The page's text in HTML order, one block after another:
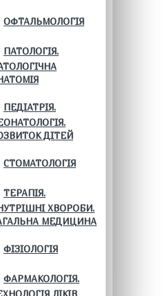
ОФТАЛЬМОЛОГІЯ
ПАТОЛОГІЯ.
ПЕДІАТРІЯ.
ДІТЕЙ
СТОМАТОЛОГІЯ
ТЕРАПІЯ.
ХВОРОБИ.
МЕДИЦИНА
ФІЗІОЛОГІЯ
ФАРМАКОЛОГІЯ.